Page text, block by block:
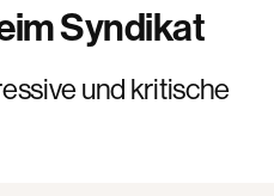
Syndikat
und kritische